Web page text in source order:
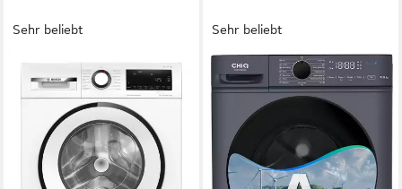
Sehr beliebt
BOSCH
Waschmaschine Serie 6
WGG244ZV0
Kapazität Waschen
71 dB(A)
Betriebsgeräusch
1400 U/min Schleuderdrehzahl
Produktdatenblatt
Sehr beliebt
CHIQ
Waschmaschine SPACE PRO
CW07123863AX
Kapazität Waschen
76 dB(A)
Betriebsgeräusch
1200 U/min
Schleuderdrehzahl
Produktdatenblatt